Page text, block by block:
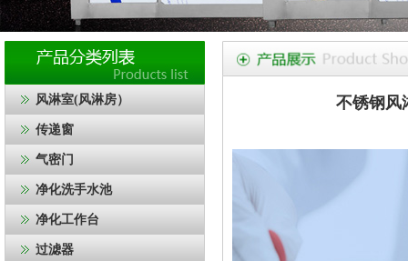
风淋室(风淋房）
传递窗
气密门
净化洗手水池
净化工作台
过滤器
不锈钢风